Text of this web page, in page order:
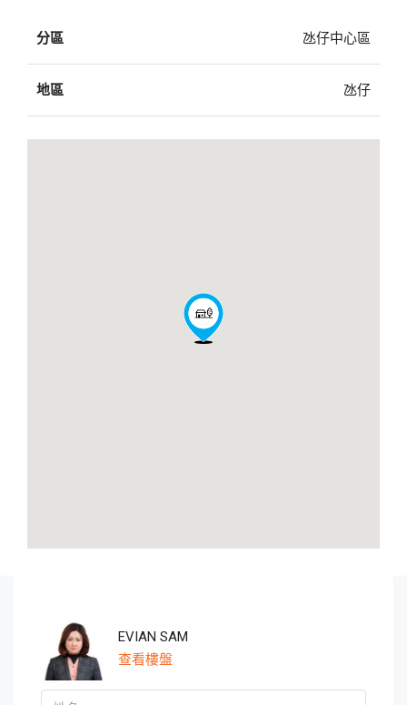
分區 氹仔中心區
地區 氹仔
EVIAN SAM
查看樓盤